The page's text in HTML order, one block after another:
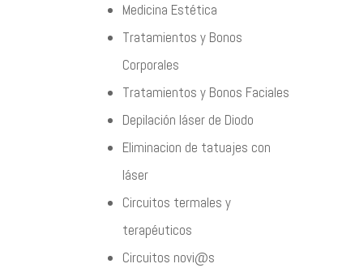
Medicina Estética
Tratamientos y Bonos
Corporales
Tratamientos y Bonos Faciales
Depilación láser de Diodo
Eliminacion de tatuajes con
láser
Circuitos termales y
terapéuticos
Circuitos novi@s